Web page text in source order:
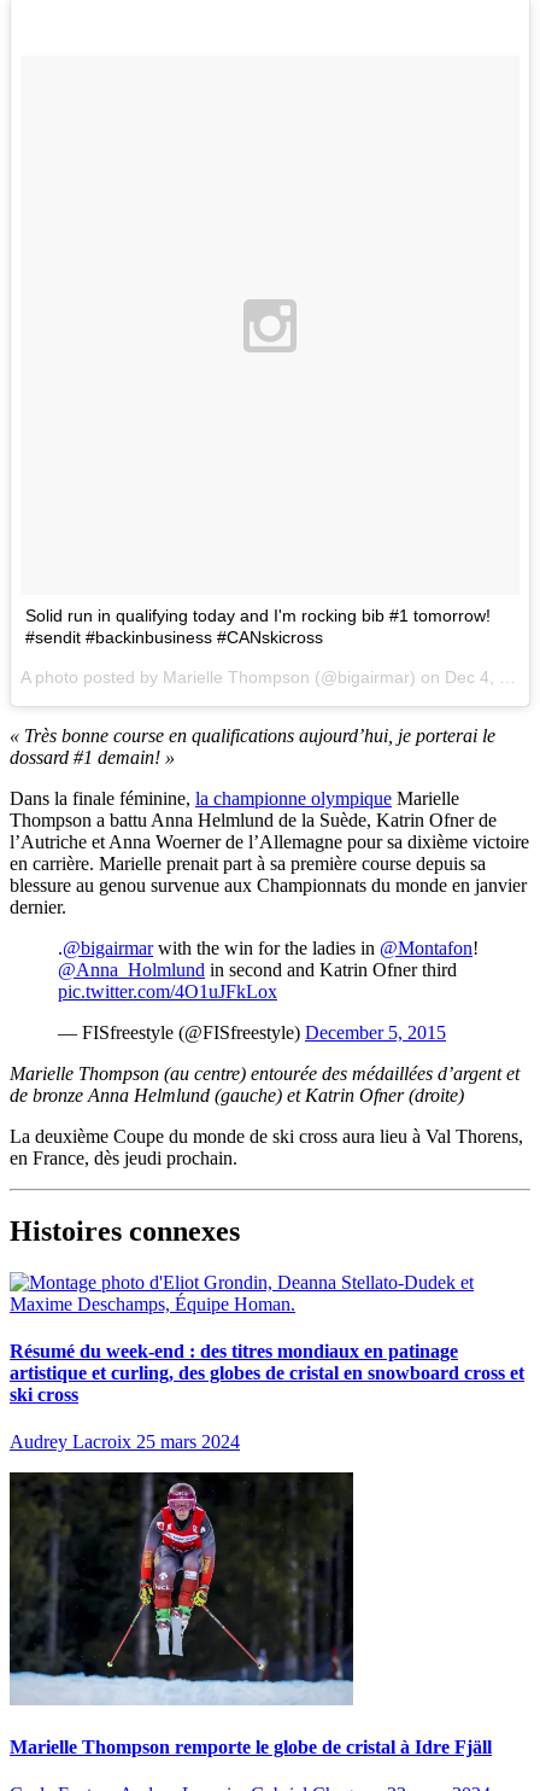
Solid run in qualifying today and I'm rocking bib #1 tomorrow!
#sendit #backinbusiness #CANskicross
A photo posted by Marielle Thompson (@bigairmar) on Dec 4, 2015 at 12:03pm PST
« Très bonne course en qualifications aujourd’hui, je porterai le
dossard #1 demain! »
Dans la finale féminine, la championne olympique Marielle
Thompson a battu Anna Helmlund de la Suède, Katrin Ofner de
l’Autriche et Anna Woerner de l’Allemagne pour sa dixième victoire
en carrière. Marielle prenait part à sa première course depuis sa
blessure au genou survenue aux Championnats du monde en janvier
dernier.
.@bigairmarwith the win for the ladies in @Montafon!
@Anna_Holmlund in second and Katrin Ofner third
pic.twitter.com/4O1uJFkLox
— FISfreestyle (@FISfreestyle) December 5, 2015
Marielle Thompson (au centre) entourée des médaillées d’argent et
de bronze Anna Helmlund (gauche) et Katrin Ofner (droite)
La deuxième Coupe du monde de ski cross aura lieu à Val Thorens,
en France, dès jeudi prochain.
Histoires connexes
Résumé du week-end : des titres mondiaux en patinage
artistique et curling, des globes de cristal en snowboard cross et
ski cross
Audrey Lacroix 25 mars 2024
Marielle Thompson remporte le globe de cristal à Idre Fjäll